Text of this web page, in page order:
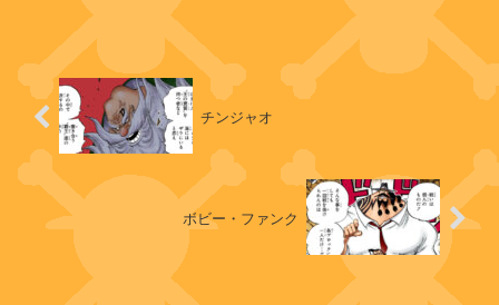
ク
・
チンジャオ
ボビー・ファンク